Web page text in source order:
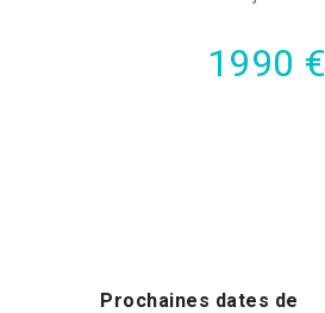
1990 €
Prochaines dates de